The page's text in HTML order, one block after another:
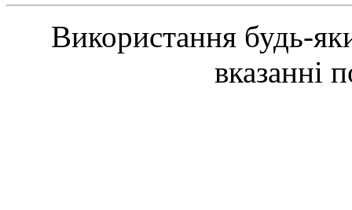
Використання будь-
вказанні